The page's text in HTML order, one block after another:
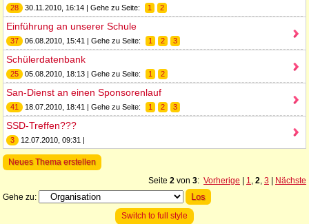
28 30.11.2010, 16:14 | Gehe zu Seite: 1 2
Einführung an unserer Schule
37 06.08.2010, 15:41 | Gehe zu Seite: 1 2 3
Schülerdatenbank
25 05.08.2010, 18:13 | Gehe zu Seite: 1 2
San-Dienst an einen Sponsorenlauf
41 18.07.2010, 18:41 | Gehe zu Seite: 1 2 3
SSD-Treffen???
3 12.07.2010, 09:31 |
Neues Thema erstellen
Seite 2 von 3: Vorherige 1, 2, 3
Nächste
Gehe zu:
Switch to full style